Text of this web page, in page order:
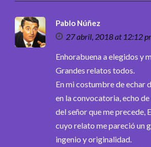
Pablo Núñez
27 abril, 2018 at 12:12
Enhorabuena a elegidos y
Grandes relatos todos.
En mi costumbre de echar
en la convocatoria, echo
del señor que me precede,
cuyo relato me pareció un
ingenio y originalidad.